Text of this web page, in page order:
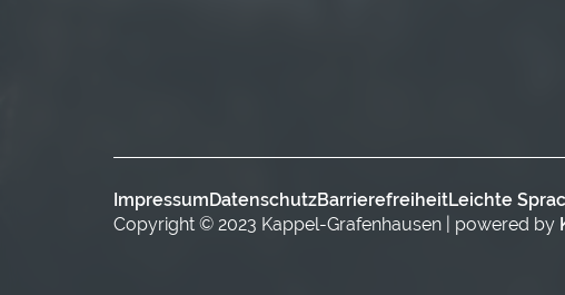
ImpressumDatenschutzBarrierefreiheitLeichte
Copyright © 2023 Kappel-Grafenhausen | powered by